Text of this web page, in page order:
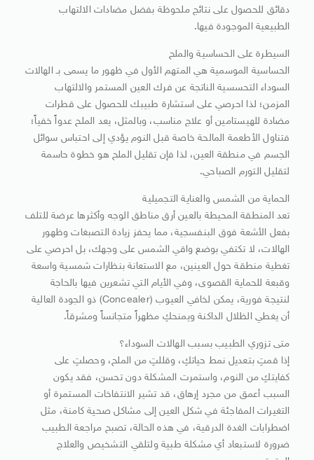
دقائق للحصول على نتائج ملحوظة بفضل مضادات الالتهاب
الطبيعية الموجودة فيها.
السيطرة على الحساسية والملح
الحساسية الموسمية هي المتهم الأول في ظهور ما يسمى بـ الهالات
السوداء التحسسية الناتجة عن فرك العين المستمر والالتهاب
المزمن؛ لذا احرصي على استشارة طبيبك للحصول على قطرات
مضادة للهيستامين أو علاج مناسب، وبالمثل، يعد الملح عدواً خفياً؛
فتناول الأطعمة المالحة خاصة قبل النوم يؤدي إلى احتباس سوائل
الجسم في منطقة العين، لذا فإن تقليل الملح هو خطوة حاسمة
لتقليل التورم الصباحي.
الحماية من الشمس والعناية التجميلية
تعد المنطقة المحيطة بالعين أرق مناطق الوجه وأكثرها عرضة للتلف
بفعل الأشعة فوق البنفسجية، مما يحفز زيادة التصبغات وظهور
الهالات، لا تكتفي بوضع واقي الشمس على وجهك، بل احرصي على
تغطية منطقة حول العينين، مع الاستعانة بنظارات شمسية واسعة
وقبعة للحماية القصوى، وفي الأيام التي تشعرين فيها بالحاجة
لنتيجة فورية، يمكن لخافي العيوب (Concealer) ذو الجودة العالية
أن يغطي الظلال الداكنة ويمنحكِ مظهراً متجانساً ومشرقاً.
متى تزوري الطبيب بسبب الهالات السوداء؟
إذا قمتِ بتعديل نمط حياتكِ، وقللتِ من الملح، وحصلتِ على
كفايتكِ من النوم، واستمرت المشكلة دون تحسن، فقد يكون
السبب أعمق من مجرد إرهاق، قد تشير الانتفاخات المستمرة أو
التغيرات المفاجئة في شكل العين إلى مشاكل صحية كامنة، مثل
اضطرابات الغدة الدرقية، في هذه الحالة، تصبح مراجعة الطبيب
ضرورة لاستبعاد أي مشكلة طبية ولتلقي التشخيص والعلاج